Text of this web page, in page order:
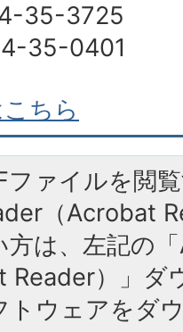
35-3725
35-0401
ちら
ファイルを閲
（Acrobat
方は、左記の
Reader）」ダ
トウェアをダ